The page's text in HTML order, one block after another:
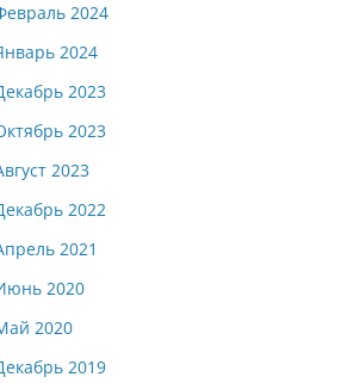
2024
2024
2023
2023
2023
2022
2021
2020
2020
2019